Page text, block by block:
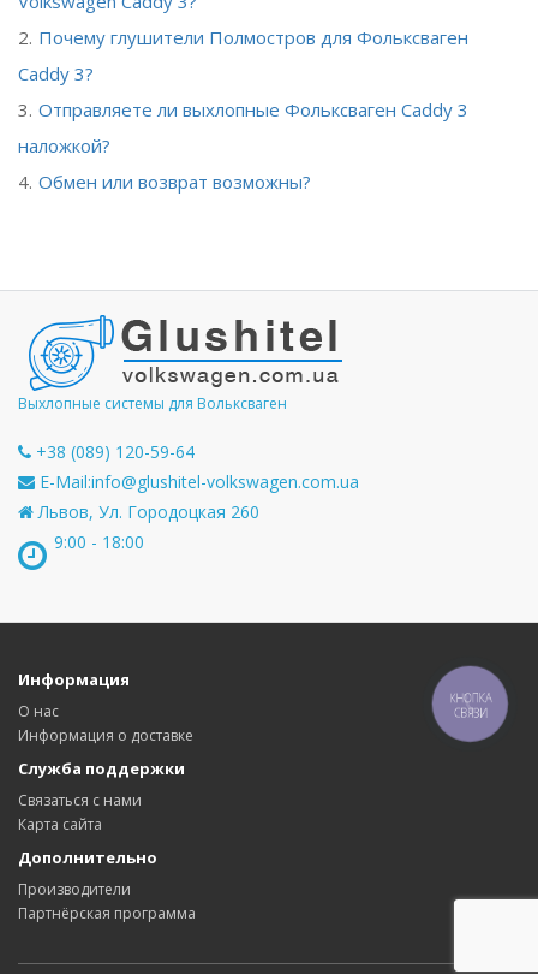
Почему глушители Полмостров для Фольксваген
Caddy 3?
Отправляете ли выхлопные Фольксваген Caddy 3
наложкой?
Обмен или возврат возможны?
Выхлопные системы для Вольксваген
+38 (089) 120-59-64
E-Mail:info@glushitel-volkswagen.com.ua
Львов, Ул. Городоцкая 260
9:00 - 18:00
Информация
О нас
Информация о доставке
Служба поддержки
Связаться с нами
Карта сайта
Дополнительно
Производители
Партнёрская программа
КНОПКА
СВЯЗИ